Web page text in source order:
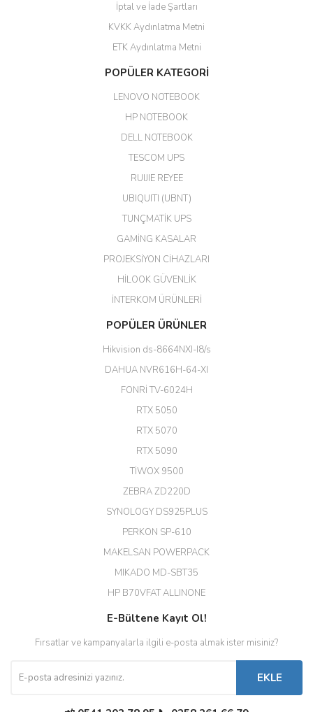
ahmet yiğit | 29/04/2026
Aldığım ürün kapalı kutu teslim
edildi. Teşekkür ederim.
GÜRKAN KETHÜDAOĞLU |
Her şey için teşekkür ederim çok
Erdal Cingöz | 07/02/2026
Başarılı. Bu vasıfta bir ürünü bu
kadar uygun fiyata bulabilmek
büyük şans. Güvenliticaret
(HIKVISION DS-3E0326P-E/M(B)
EROL ÇAKMAK | 26/12/2025
Diğer yorumları göster
İptal ve İade Şartları
KVKK Aydınlatma Metni
ETK Aydınlatma Metni
POPÜLER KATEGORİ
LENOVO NOTEBOOK
HP NOTEBOOK
DELL NOTEBOOK
TESCOM UPS
RUIJIE REYEE
UBIQUITI (UBNT)
TUNÇMATİK UPS
GAMİNG KASALAR
PROJEKSİYON CİHAZLARI
HİLOOK GÜVENLİK
İNTERKOM ÜRÜNLERİ
POPÜLER ÜRÜNLER
Hikvision ds-8664NXI-I8/s
DAHUA NVR616H-64-XI
FONRİ TV-6024H
RTX 5050
RTX 5070
RTX 5090
TİWOX 9500
ZEBRA ZD220D
SYNOLOGY DS925PLUS
PERKON SP-610
MAKELSAN POWERPACK
MIKADO MD-SBT35
HP B70VFAT ALLINONE
E-Bültene Kayıt Ol!
Fırsatlar ve kampanyalarla ilgili e-posta almak ister misiniz?
EKLE